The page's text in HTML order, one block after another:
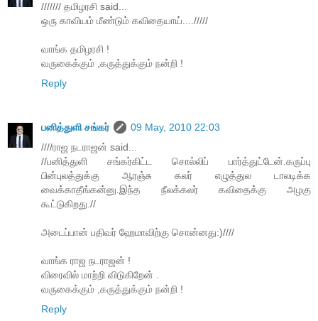
/////// தமிழரசி said...
ஒரு காவியம் மீண்டும் கவிதையாய்..../////
வாங்க தமிழரசி !
வருகைக்கும் ,கருத்துக்கும் நன்றி !
Reply
பனித்துளி சங்கர்
09 May, 2010 22:03
////ராஜ நடராஜன் said...
//பனித்துளி சங்கர்கிட்ட சொல்லிப் பார்த்துட்டேன்.கருப்பு
பின்புலத்துக்கு ஆரஞ்சு கலர் எழுத்துல டாலடிக்க
வைக்காதீங்கன்னு.இந்த நீலக்கலர் கவிதைக்கு அழகு
கூட்டுகிறது.//
அடைப்பான் பதிவர் ஹேமாவிற்கு சொன்னது:)////
வாங்க ராஜ நடராஜன் !
விரைவில் மாற்றி விடுகிறேன் .
வருகைக்கும் ,கருத்துக்கும் நன்றி !
Reply